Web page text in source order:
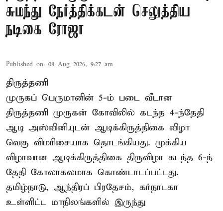
சுமந்து நேர்த்திக்கடன் செலுத்திய
நடிகை ரோஜா
Published on: 08 Aug 2026, 9:27 am
திருத்தணி
முருகப் பெருமானின் 5-ம் படை வீடான
திருத்தணி முருகன் கோவிலில் கடந்த 4-ந்தேதி
ஆடி அஸ்வினியுடன் ஆடிக்கிருத்திகை விழா
வெகு விமரிசையாக தொடங்கியது. முக்கிய
விழாவான ஆடிக்கிருத்திகை திருவிழா கடந்த 6-ந்
தேதி கோலாகலமாக கொண்டாடப்பட்டது.
தமிழ்நாடு, ஆந்திரப் பிரதேசம், கர்நாடகா
உள்ளிட்ட மாநிலங்களில் இருந்து